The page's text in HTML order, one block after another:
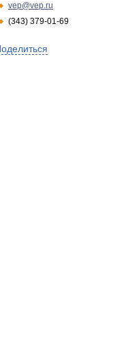
vep@vep.ru
(343) 379-01-69